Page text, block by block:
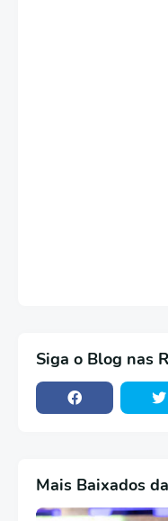
Siga o Blog nas
Mais Baixados